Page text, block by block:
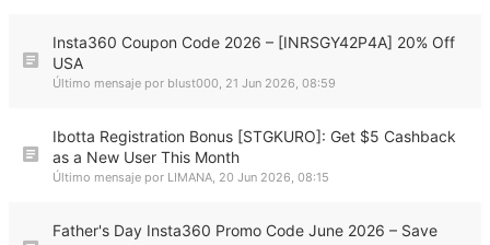
Insta360 Coupon Code 2026 – [INRSGY42P4A] 20% Off
USA
Último mensaje por blust000, 21 Jun 2026, 08:59
Ibotta Registration Bonus [STGKURO]: Get $5 Cashback
as a New User This Month
Último mensaje por LIMANA, 20 Jun 2026, 08:15
Father's Day Insta360 Promo Code June 2026 – Save